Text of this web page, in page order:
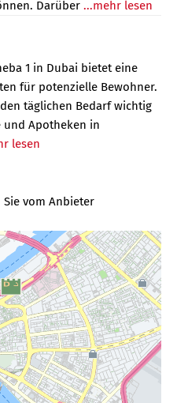
Darüber ...mehr lesen
1 in Dubai bietet eine
für potenzielle Bewohner.
täglichen Bedarf wichtig
und Apotheken in
lesen
vom Anbieter